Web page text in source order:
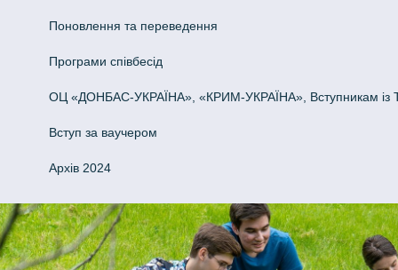
Поновлення та переведення
Програми співбесід
ОЦ «ДОНБАС-УКРАЇНА», «КРИМ-УКРАЇНА», Вступникам із
Вступ за ваучером
Архів 2024